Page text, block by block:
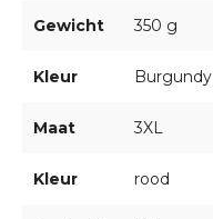
Gewicht 350 g
Kleur Burgundy
Maat 3XL
Kleur rood